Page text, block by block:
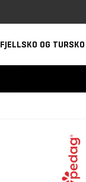
FJELLSKO OG TURSKO